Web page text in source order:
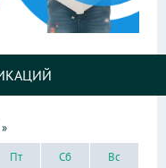
»
Пт Сб Вс